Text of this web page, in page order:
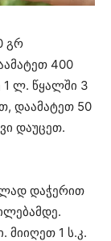
გრ
400
1 ლ. წყალში 3
დაამატეთ 50
დაუცეთ.
დაჭერით
მიიღეთ 1 ს.კ.